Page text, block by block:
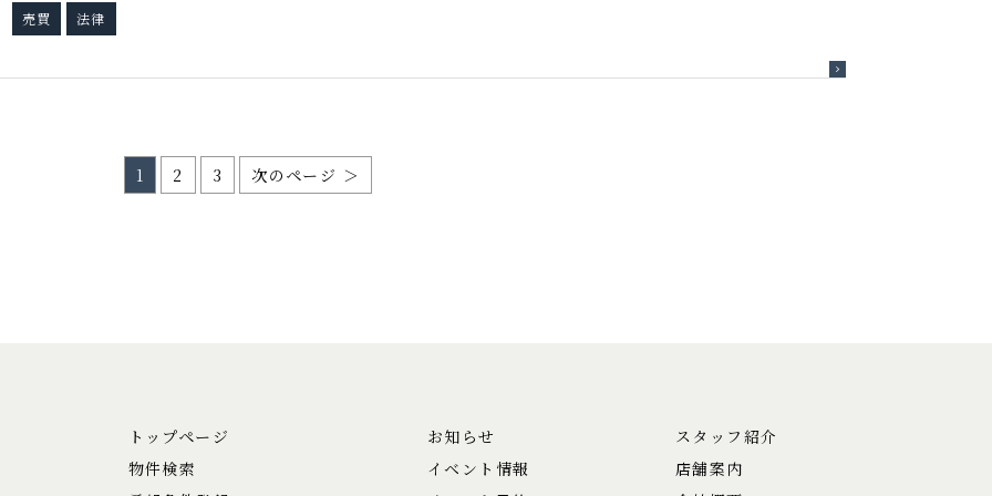
売買 法律
1 2 3 次のページ ＞
トップページ
物件検索
お知らせ
イベント情報
スタッフ紹介
店舗案内